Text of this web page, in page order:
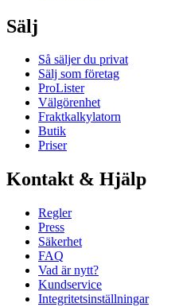
Sälj
Så säljer du privat
Sälj som företag
ProLister
Välgörenhet
Fraktkalkylatorn
Butik
Priser
Kontakt & Hjälp
Regler
Press
Säkerhet
FAQ
Vad är nytt?
Kundservice
Integritetsinställningar